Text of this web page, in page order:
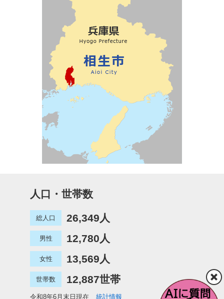
人口・世帯数
総人口 26,349人
男性 12,780人
女性 13,569人
世帯数 12,887世帯
令和8年6月末日現在 統計情報